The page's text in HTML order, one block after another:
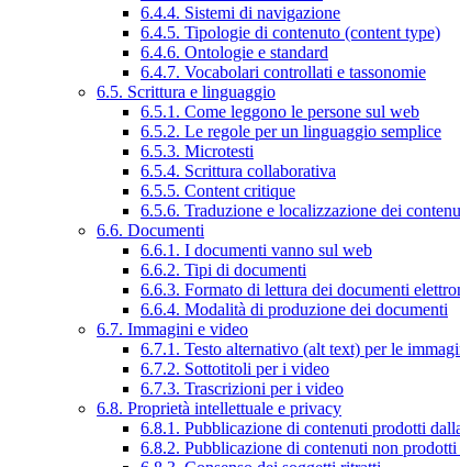
6.4.4. Sistemi di navigazione
6.4.5. Tipologie di contenuto (content type)
6.4.6. Ontologie e standard
6.4.7. Vocabolari controllati e tassonomie
6.5. Scrittura e linguaggio
6.5.1. Come leggono le persone sul web
6.5.2. Le regole per un linguaggio semplice
6.5.3. Microtesti
6.5.4. Scrittura collaborativa
6.5.5. Content critique
6.5.6. Traduzione e localizzazione dei
6.6. Documenti
6.6.1. I documenti vanno sul web
6.6.2. Tipi di documenti
6.6.3. Formato di lettura dei documenti
6.6.4. Modalità di produzione dei documenti
6.7. Immagini e video
6.7.1. Testo alternativo (alt text) per le
6.7.2. Sottotitoli per i video
6.7.3. Trascrizioni per i video
6.8. Proprietà intellettuale e privacy
6.8.1. Pubblicazione di contenuti prodotti
6.8.2. Pubblicazione di contenuti non